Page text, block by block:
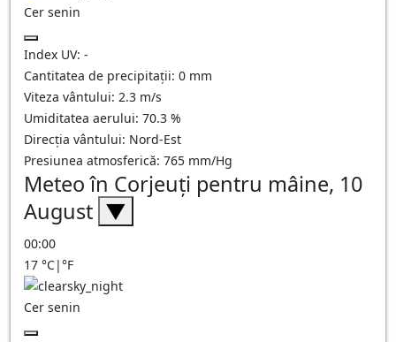
Cer senin
Index UV: -
Cantitatea de precipitații: 0 mm
Viteza vântului: 2.3 m/s
Umiditatea aerului: 70.3 %
Direcția vântului: Nord-Est
Presiunea atmosferică: 765 mm/Hg
Meteo în Corjeuţi pentru mâine, 10
August ▼
00:00
17 °C|°F
Cer senin